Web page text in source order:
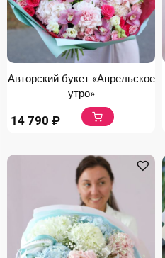
Авторский букет «Апрельское
утро»
14 790 ₽